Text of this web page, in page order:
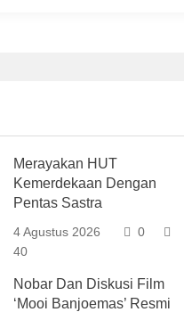
Merayakan HUT
Kemerdekaan Dengan
Pentas Sastra
4 Agustus 2026
0
40
Nobar Dan Diskusi Film
‘Mooi Banjoemas’ Resmi